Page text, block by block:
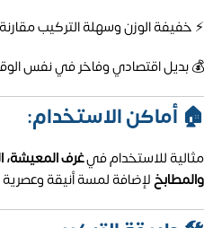
⚡ خفيفة الوزن وسهلة التركيب
💰 بديل اقتصادي وفاخر في نفس
🏠 أماكن الاستخدام:
مثالية للاستخدام فيغرف المعيشة،
والمطابخلإضافة لمسة أنيقة